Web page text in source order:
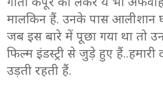
मालकिन हैं. उनके पास आलीशान
जब इस बारे में पूछा गया था तो
फिल्म इंडस्ट्री से जुड़े हुए
उड़ती रहती हैं.